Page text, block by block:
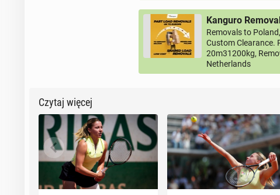
Kanguro
Removals to
Custom Clearance.
20m31200kg,
Netherlands
Czytaj więcej